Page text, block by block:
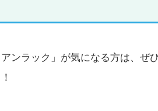
アンラック」が気になる方は、